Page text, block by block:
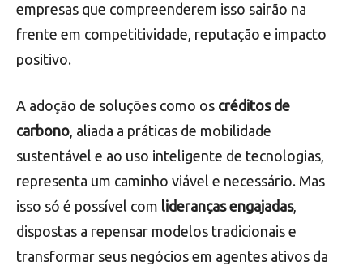
empresas que compreenderem isso sairão na
frente em competitividade, reputação e impacto
positivo.
A adoção de soluções como os créditos de
carbono, aliada a práticas de mobilidade
sustentável e ao uso inteligente de tecnologias,
representa um caminho viável e necessário. Mas
isso só é possível com lideranças engajadas,
dispostas a repensar modelos tradicionais e
transformar seus negócios em agentes ativos da